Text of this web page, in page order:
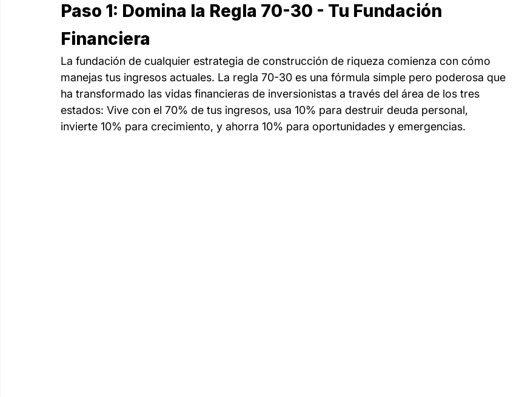
Paso 1: Domina la Regla 70-30 - Tu Fundación
Financiera
La fundación de cualquier estrategia de construcción de riqueza comienza con cómo
manejas tus ingresos actuales. La regla 70-30 es una fórmula simple pero poderosa que
ha transformado las vidas financieras de inversionistas a través del área de los tres
estados: Vive con el 70% de tus ingresos, usa 10% para destruir deuda personal,
invierte 10% para crecimiento, y ahorra 10% para oportunidades y emergencias.